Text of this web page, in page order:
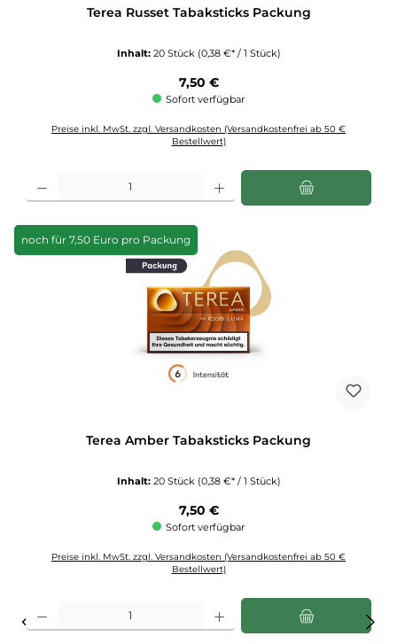
Terea Russet Tabaksticks Packung
Inhalt: 20 Stück (0,38 €* / 1 Stück)
Regulärer Preis:
7,50 €
Sofort verfügbar
Preise inkl. MwSt. zzgl. Versandkosten (Versandkostenfrei ab 50 €
Bestellwert)
noch für 7,50 Euro pro Packung
Terea Amber Tabaksticks Packung
Inhalt: 20 Stück (0,38 €* / 1 Stück)
Regulärer Preis:
7,50 €
Sofort verfügbar
Preise inkl. MwSt. zzgl. Versandkosten (Versandkostenfrei ab 50 €
Bestellwert)